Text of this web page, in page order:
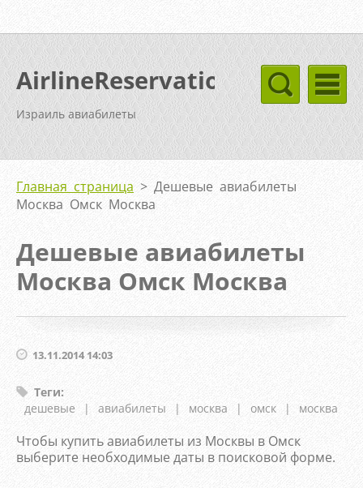
AirlineReservation
Израиль авиабилеты
Главная страница > Дешевые авиабилеты
Москва Омск Москва
Дешевые авиабилеты
Москва Омск Москва
13.11.2014 14:03
Теги:
дешевые
| авиабилеты | москва | омск | москва
Чтобы купить авиабилеты из Москвы в Омск
выберите необходимые даты в поисковой форме.